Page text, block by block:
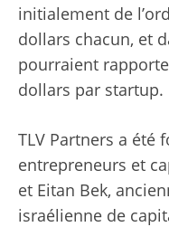
initialement de
dollars chacun, et
pourraient
dollars par startup.
TLV Partners a été
entrepreneurs et
et Eitan Bek,
israélienne de